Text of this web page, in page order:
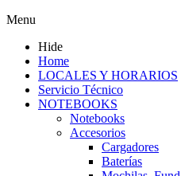
Menu
Hide
Home
LOCALES Y HORARIOS
Servicio Técnico
NOTEBOOKS
Notebooks
Accesorios
Cargadores
Baterías